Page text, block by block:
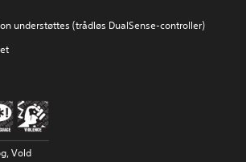
understøttes (trådløs DualSense-controller)
Vold